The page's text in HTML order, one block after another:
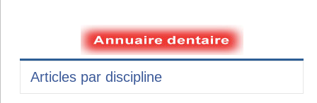
Articles par discipline